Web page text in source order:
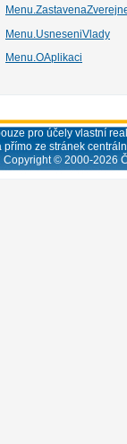
Menu.UsneseniVlady
Menu.OAplikaci
pro účely vlastní
přímo ze stránek
Copyright © 2000-2026